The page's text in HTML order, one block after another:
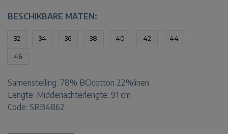
BESCHIKBARE MATEN:
32 34 36 38 40 42 44
46
Samenstelling: 78% BCIcotton 22%linen
Lengte: Middenachterlengte: 91 cm
Code: SRB4862